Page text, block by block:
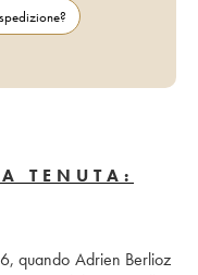
TENUTA:
quando Adrien Berlioz